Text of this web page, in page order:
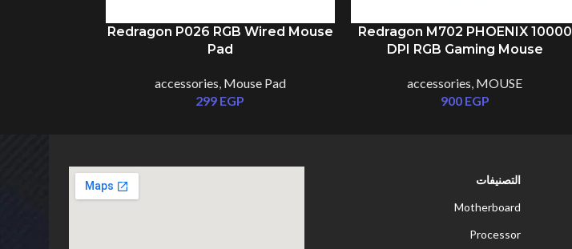
Redragon M702 PHOENIX 10000
DPI RGB Gaming Mouse
accessories, MOUSE
900 EGP
Redragon P026 RGB Wired Mouse
Pad
accessories, Mouse Pad
299 EGP
التصنيفات
Motherboard
Processor